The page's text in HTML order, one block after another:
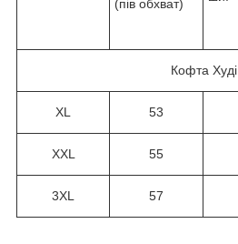
(пів обхват)
Кофта Худі
XL 53
XXL 55
3XL 57